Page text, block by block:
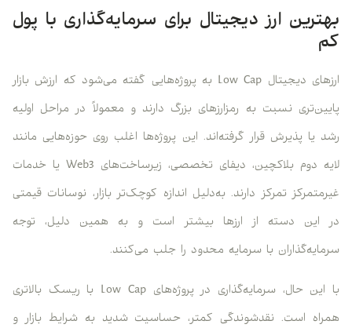
بهترین ارز دیجیتال برای سرمایه‌گذاری با پول
کم
ارزهای دیجیتال Low Cap به پروژه‌هایی گفته می‌شود که ارزش بازار
پایین‌تری نسبت به رمزارزهای بزرگ دارند و معمولاً در مراحل اولیه
رشد یا پذیرش قرار گرفته‌اند. این پروژه‌ها اغلب روی حوزه‌هایی مانند
لایه دوم بلاکچین، دیفای تخصصی، زیرساخت‌های Web3 یا خدمات
غیرمتمرکز تمرکز دارند. به‌دلیل اندازه کوچک‌تر بازار، نوسانات قیمتی
در این دسته از ارزها بیشتر است و به همین دلیل، توجه
سرمایه‌گذاران با سرمایه محدود را جلب می‌کنند.
با این حال، سرمایه‌گذاری در پروژه‌های Low Cap با ریسک بالاتری
همراه است. نقدشوندگی کمتر، حساسیت شدید به شرایط بازار و